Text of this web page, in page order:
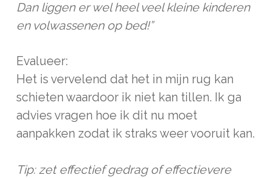
Dan liggen er wel heel veel kleine kinderen
en volwassenen op bed!”
Evalueer:
Het is vervelend dat het in mijn rug kan
schieten waardoor ik niet kan tillen. Ik ga
advies vragen hoe ik dit nu moet
aanpakken zodat ik straks weer vooruit kan.
Tip: zet effectief gedrag of effectievere